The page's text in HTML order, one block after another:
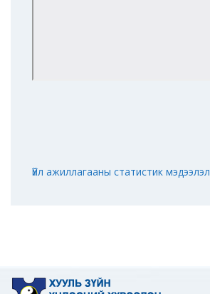
Үйл ажиллагааны статистик мэдээлэл